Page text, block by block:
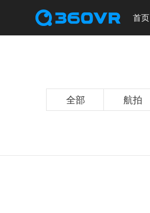
首页
全部 航拍